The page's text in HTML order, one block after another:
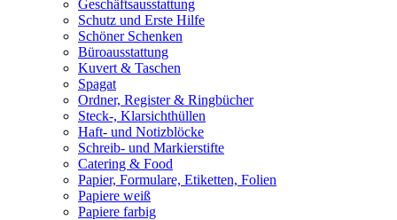
Geschäftsausstattung
Schutz und Erste Hilfe
Schöner Schenken
Büroausstattung
Kuvert & Taschen
Spagat
Ordner, Register & Ringbücher
Steck-, Klarsichthüllen
Haft- und Notizblöcke
Schreib- und Markierstifte
Catering & Food
Papier, Formulare, Etiketten, Folien
Papiere weiß
Papiere farbig